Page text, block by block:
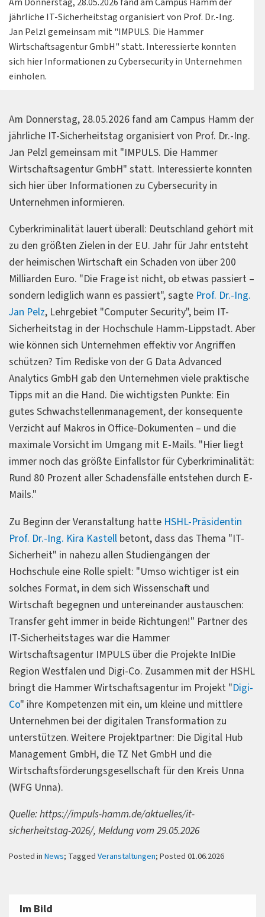
jährliche IT-Sicherheitstag organisiert von Prof. Dr.-Ing.
Jan Pelzl gemeinsam mit "IMPULS. Die Hammer
Wirtschaftsagentur GmbH" statt. Interessierte konnten
sich hier Informationen zu Cybersecurity in Unternehmen
einholen.
Am Donnerstag, 28.05.2026 fand am Campus Hamm der
jährliche IT-Sicherheitstag organisiert von Prof. Dr.-Ing.
Jan Pelzl gemeinsam mit "IMPULS. Die Hammer
Wirtschaftsagentur GmbH" statt. Interessierte konnten
sich hier über Informationen zu Cybersecurity in
Unternehmen informieren.
Cyberkriminalität lauert überall: Deutschland gehört mit
zu den größten Zielen in der EU. Jahr für Jahr entsteht
der heimischen Wirtschaft ein Schaden von über 200
Milliarden Euro. "Die Frage ist nicht, ob etwas passiert –
sondern lediglich wann es passiert", sagte Prof. Dr.-Ing.
Jan Pelz, Lehrgebiet "Computer Security", beim IT-
Sicherheitstag in der Hochschule Hamm-Lippstadt. Aber
wie können sich Unternehmen effektiv vor Angriffen
schützen? Tim Rediske von der G Data Advanced
Analytics GmbH gab den Unternehmen viele praktische
Tipps mit an die Hand. Die wichtigsten Punkte: Ein
gutes Schwachstellenmanagement, der konsequente
Verzicht auf Makros in Office-Dokumenten – und die
maximale Vorsicht im Umgang mit E-Mails. "Hier liegt
immer noch das größte Einfallstor für Cyberkriminalität:
Rund 80 Prozent aller Schadensfälle entstehen durch E-
Mails."
Zu Beginn der Veranstaltung hatte HSHL-Präsidentin
Prof. Dr.-Ing. Kira Kastell betont, dass das Thema "IT-
Sicherheit" in nahezu allen Studiengängen der
Hochschule eine Rolle spielt: "Umso wichtiger ist ein
solches Format, in dem sich Wissenschaft und
Wirtschaft begegnen und untereinander austauschen:
Transfer geht immer in beide Richtungen!" Partner des
IT-Sicherheitstages war die Hammer
Wirtschaftsagentur IMPULS über die Projekte InIDie
Region Westfalen und Digi-Co. Zusammen mit der HSHL
bringt die Hammer Wirtschaftsagentur im Projekt "Digi-
Co" ihre Kompetenzen mit ein, um kleine und mittlere
Unternehmen bei der digitalen Transformation zu
unterstützen. Weitere Projektpartner: Die Digital Hub
Management GmbH, die TZ Net GmbH und die
Wirtschaftsförderungsgesellschaft für den Kreis Unna
(WFG Unna).
Quelle: https://impuls-hamm.de/aktuelles/it-
sicherheitstag-2026/, Meldung vom 29.05.2026
Posted in News; Tagged Veranstaltungen; Posted 01.06.2026
Im Bild